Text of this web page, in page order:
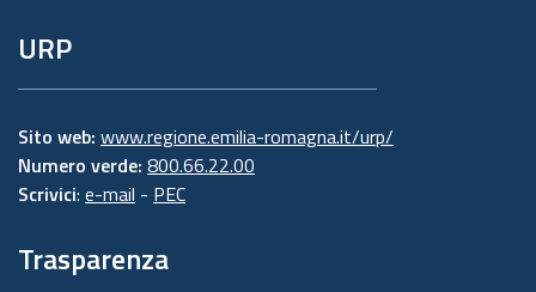
URP
Sito web: www.regione.emilia-romagna.it/urp/
Numero verde: 800.66.22.00
Scrivici: e-mail - PEC
Trasparenza